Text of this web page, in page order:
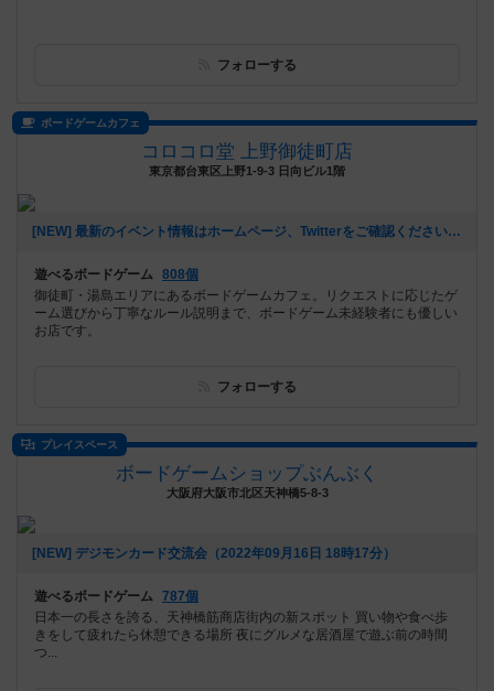
フォローする
ボードゲームカフェ
コロコロ堂 上野御徒町店
東京都台東区上野1-9-3 日向ビル1階
[NEW] 最新のイベント情報はホームページ、Twitterをご確認ください！（2023年07月08日 13時24分）
遊べるボードゲーム 808個
御徒町・湯島エリアにあるボードゲームカフェ。リクエストに応じたゲ
ーム選びから丁寧なルール説明まで、ボードゲーム未経験者にも優しい
お店です。
フォローする
プレイスペース
ボードゲームショップぶんぶく
大阪府大阪市北区天神橋5-8-3
[NEW] デジモンカード交流会（2022年09月16日 18時17分）
遊べるボードゲーム 787個
日本一の長さを誇る、天神橋筋商店街内の新スポット 買い物や食べ歩
きをして疲れたら休憩できる場所 夜にグルメな居酒屋で遊ぶ前の時間
つ...